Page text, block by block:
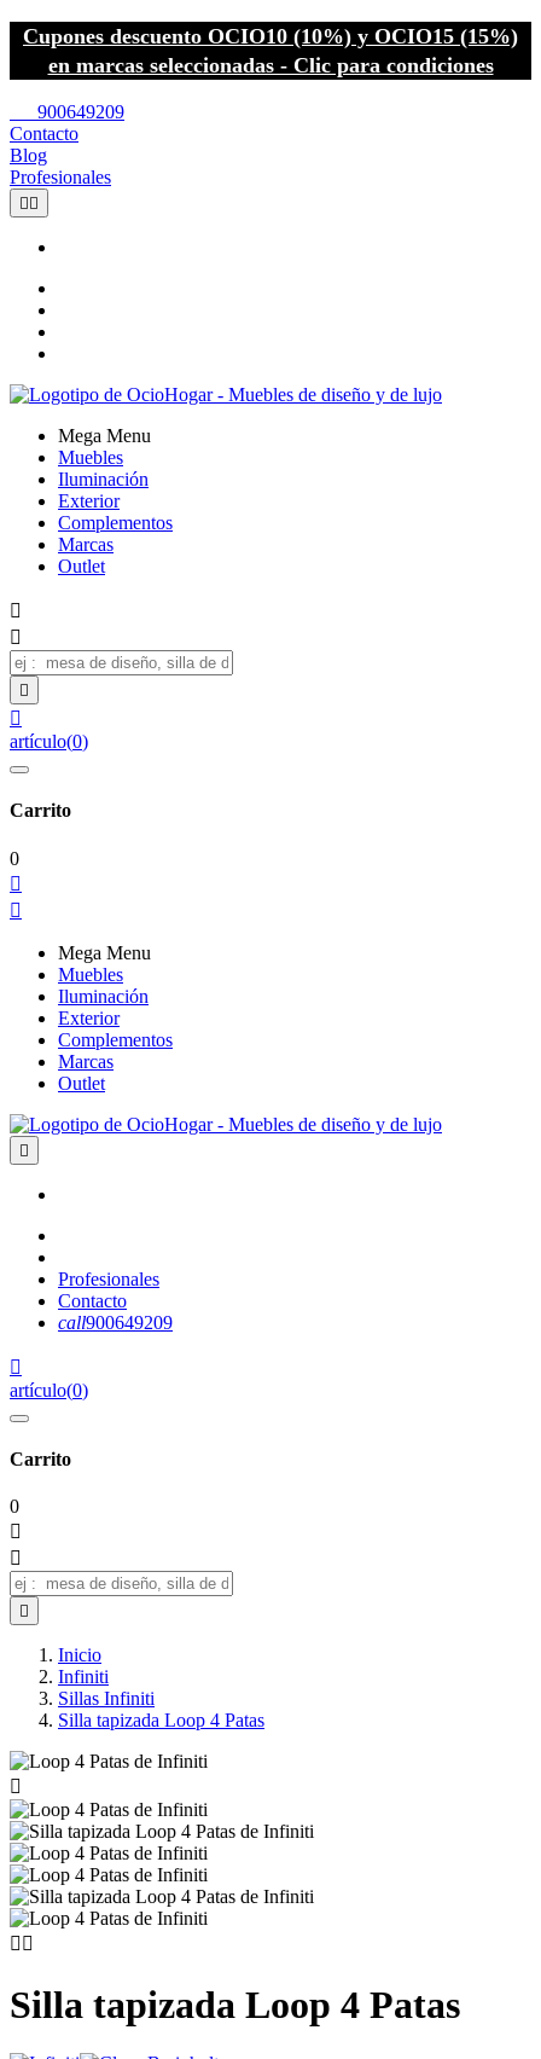
Cupones descuento OCIO10 (10%) y OCIO15 (15%)
en marcas seleccionadas - Clic para condiciones
900649209
Contacto
Blog
Profesionales
 
Mega Menu
Muebles
Iluminación
Exterior
Complementos
Marcas
Outlet




artículo(0)
Carrito
0


Mega Menu
Muebles
Iluminación
Exterior
Complementos
Marcas
Outlet

Profesionales
Contacto
call900649209

artículo(0)
Carrito
0



Inicio
Infiniti
Sillas Infiniti
Silla tapizada Loop 4 Patas

 
Silla tapizada Loop 4 Patas